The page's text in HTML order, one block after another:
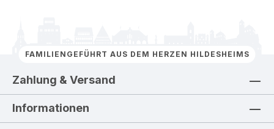
FAMILIENGEFÜHRT AUS DEM HERZEN HILDESHEIMS
Zahlung & Versand
Informationen